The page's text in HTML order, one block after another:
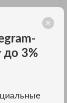
оборудование и
до 3%